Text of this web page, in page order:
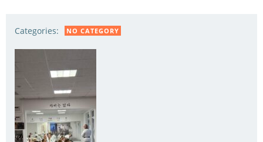
Categories: NO CATEGORY